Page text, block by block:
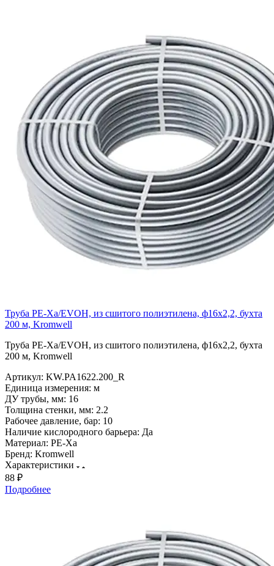
Труба PE-Xa/EVOH, из сшитого полиэтилена, ф16х2,2, бухта
200 м, Kromwell
Труба PE-Xa/EVOH, из сшитого полиэтилена, ф16х2,2, бухта
200 м, Kromwell
Артикул: KW.PA1622.200_R
Единица измерения: м
ДУ трубы, мм: 16
Толщина стенки, мм: 2.2
Рабочее давление, бар: 10
Наличие кислородного барьера: Да
Материал: PE-Xa
Бренд: Kromwell
Характеристики
88 ₽
Подробнее